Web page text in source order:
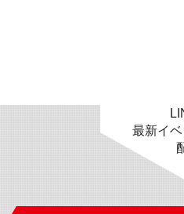
最新イ